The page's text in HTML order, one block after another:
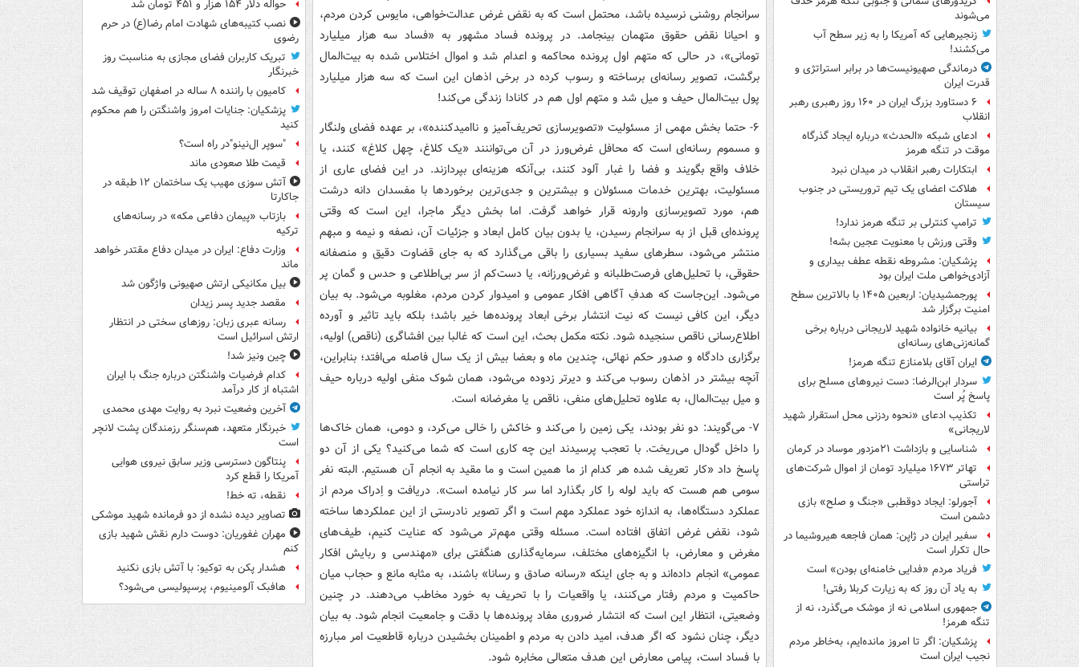
می‌شوند
زنجیرهایی که آمریکا را به زیر سطح آب
می‌کشند!
درماندگی صهیونیست‌ها در برابر استراتژی و
قدرت ایران
۶ دستاورد بزرگ ایران در ۱۶۰ روز رهبری رهبر
انقلاب
ادعای شبکه «الحدث» درباره ایجاد گذرگاه
موقت در تنگه هرمز
ابتکارات رهبر انقلاب در میدان نبرد
هلاکت اعضای یک تیم تروریستی در جنوب
سیستان
ترامپ کنترلی بر تنگه هرمز ندارد!
وقتی ورزش با معنویت عجین بشه!
پزشکیان: مشروطه نقطه عطف بیداری و
آزادی‌خواهی ملت ایران بود
پورجمشیدیان: اربعین ۱۴۰۵ با بالاترین سطح
امنیت برگزار شد
بیانیه خانواده شهید لاریجانی درباره برخی
گمانه‌زنی‌های رسانه‌ای
ایران آقای بلامنازع تنگه هرمز!
سردار ابن‌الرضا: دست نیروهای مسلح برای
پاسخ پُر است
تکذیب ادعای «نحوه ردزنی محل استقرار شهید
لاریجانی»
شناسایی و بازداشت ۲۱مزدور موساد در کرمان
تهاتر ۱۶۷۳ میلیارد تومان از اموال شرکت‌های
تراستی
آجورلو: ایجاد دوقطبی «جنگ و صلح‌» بازی
دشمن است
سفیر ایران در ژاپن: همان فاجعه هیروشیما در
حال تکرار است
فریاد مردم «فدایی خامنه‌ای بودن» است
به یاد آن روز که به زیارت کربلا رفتی!
جمهوری اسلامی نه از موشک می‌گذرد، نه از
تنگه هرمز!
پزشکیان: اگر تا امروز مانده‌ایم، به‌خاطر مردم
نجیب ایران است
سرانجام روشنی نرسیده باشد، محتمل است که به نقض غرض عدالت‌خواهی، مایوس کردن مردم،
و احیانا نقض حقوق متهمان بینجامد. در پرونده فساد مشهور به «فساد سه هزار میلیارد
تومانی»، در حالی که متهم اول پرونده محاکمه و اعدام شد و اموال اختلاس شده به بیت‌المال
برگشت، تصویر رسانه‌ای برساخته و رسوب کرده در برخی اذهان این است که سه هزار میلیارد
پول بیت‌المال حیف و میل شد و متهم اول هم در کانادا زندگی می‌کند!
۶- حتما بخش مهمی از مسئولیت «تصویرسازی تحریف‌آمیز و ناامیدکننده»، بر عهده فضای ولنگار
و مسموم رسانه‌ای است که محافل غرض‌ورز در آن می‌تواننند «یک کلاغ، چهل کلاغ» کنند، یا
خلاف واقع بگویند و فضا را غبار آلود کنند، بی‌آنکه هزینه‌ای بپردازند. در این فضای عاری از
مسئولیت، بهترین خدمات مسئولان و بیشترین و جدی‌ترین برخوردها با مفسدان دانه درشت
هم، مورد تصویرسازی وارونه قرار خواهد گرفت. اما بخش دیگر ماجرا، این است که وقتی
پرونده‌ای قبل از به سرانجام رسیدن، یا بدون بیان کامل ابعاد و جزئیات آن، نصفه و نیمه و مبهم
منتشر می‌شود، سطرهای سفید بسیاری را باقی می‌گذارد که به جای قضاوت دقیق و منصفانه
حقوقی، با تحلیل‌های فرصت‌طلبانه و غرض‌ورزانه، یا دست‌کم از سر بی‌اطلاعی و حدس و گمان پر
می‌شود. این‌جاست که هدفِ آگاهی افکار عمومی و امیدوار کردن مردم، مغلوبه می‌شود. به بیان
دیگر، این کافی نیست که نیت انتشار برخی ابعاد پرونده‌ها خیر باشد؛ بلکه باید تاثیر و آورده
اطلاع‌رسانی ناقص سنجیده شود. نکته مکمل بحث، این است که غالبا بین افشاگری (ناقص) اولیه،
برگزاری دادگاه و صدور حکم نهائی، چندین ماه و بعضا بیش از یک سال فاصله می‌افتد؛ بنابراین،
آنچه بیشتر در اذهان رسوب می‌کند و دیرتر زدوده می‌شود، همان شوک منفی اولیه درباره حیف
و میل بیت‌المال، به علاوه تحلیل‌های منفی، ناقص یا مغرضانه است.
۷- می‌گویند: دو نفر بودند، یکی زمین را می‌کند و خاکش را خالی می‌کرد، و دومی، همان خاک‌ها
را داخل گودال می‌ریخت. با تعجب پرسیدند این چه کاری است که شما می‌کنید؟ یکی از آن دو
پاسخ داد «کار تعریف شده هر کدام از ما همین است و ما مقید به انجام آن هستیم. البته نفر
سومی هم هست که باید لوله را کار بگذارد اما سر کار نیامده است». دریافت و اِدراک مردم از
عملکرد دستگاه‌ها، به اندازه خود عملکرد مهم است و اگر تصویر نادرستی از این عملکردها ساخته
شود، نقض غرض اتفاق افتاده است. مسئله وقتی مهم‌تر می‌شود که عنایت کنیم، طیف‌های
مغرض و معارض، با انگیزه‌های مختلف، سرمایه‌گذاری هنگفتی برای «مهندسی و ربایش افکار
عمومی» انجام داده‌اند و به جای اینکه «رسانه صادق و رسانا» باشند، به مثابه مانع و حجاب میان
حاکمیت و مردم رفتار می‌کنند، یا واقعیات را با تحریف به خورد مخاطب می‌دهند. در چنین
وضعیتی، انتظار این است که انتشار ضروری مفاد پرونده‌ها با دقت و جامعیت انجام شود. به بیان
دیگر، چنان نشود که اگر هدف، امید دادن به مردم و اطمینان بخشیدن درباره قاطعیت امر مبارزه
با فساد است، پیامی معارض این هدف متعالی مخابره شود.
حواله دلار ۱۵۴ هزار و ۴۵۱ تومان شد
نصب کتیبه‌های شهادت امام رضا(ع) در حرم
رضوی
تبریک کاربران فضای مجازی به مناسبت روز
خبرنگار
کامیون با راننده ۸ ساله در اصفهان توقیف شد
پزشکیان: جنایات امروز واشنگتن را هم محکوم
کنید
"سوپر ال‌نینو"در راه است؟
قیمت طلا صعودی ماند
آتش سوزی مهیب یک ساختمان ۱۲ طبقه در
جاکارتا
بازتاب «پیمان دفاعی مکه» در رسانه‌های
ترکیه
وزارت دفاع: ایران در میدان دفاع مقتدر خواهد
ماند
بیل مکانیکی ارتش صهیونی واژگون شد
مقصد جدید پسر زیدان
رسانه عبری زبان: روزهای سختی در انتظار
ارتش اسرائیل است
چین ونیز شد!
کدام فرضیات واشنگتن درباره جنگ با ایران
اشتباه از کار درآمد
آخرین وضعیت نبرد به روایت مهدی محمدی
خبرنگار متعهد، هم‌سنگر رزمندگان پشت لانچر
است
پنتاگون دسترسی وزیر سابق نیروی هوایی
آمریکا را قطع کرد
نقطه، ته خط!
تصاویر دیده‌ نشده از دو فرمانده شهید موشکی
مهران غفوریان: دوست دارم نقش شهید بازی
کنم
هشدار پکن به توکیو: با آتش بازی نکنید
هافبک آلومینیوم، پرسپولیسی می‌شود؟